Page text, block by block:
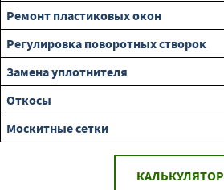
Ремонт пластиковых окон
Регулировка поворотных створок
Замена уплотнителя
Откосы
Москитные сетки
КАЛЬКУЛЯТОР